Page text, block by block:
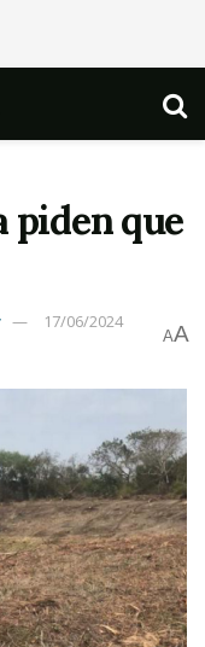
piden que
17/06/2024
AA